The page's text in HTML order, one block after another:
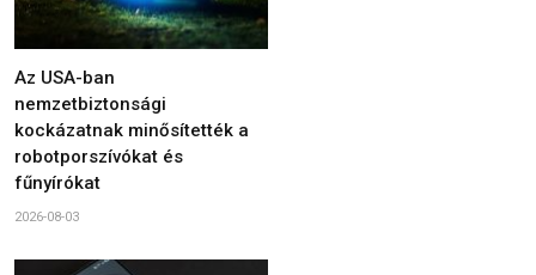
Az USA-ban
nemzetbiztonsági
kockázatnak minősítették a
robotporszívókat és
fűnyírókat
2026-08-03